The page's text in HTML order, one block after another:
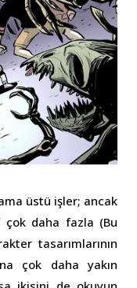
üstü işler; ancak
çok daha fazla (Bu
tasarımlarının
çok daha yakın